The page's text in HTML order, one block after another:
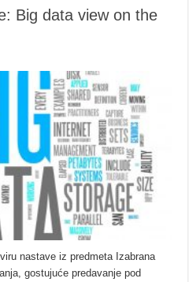
Big data view on the
nastave iz predmeta Izabrana
gostujuće predavanje pod